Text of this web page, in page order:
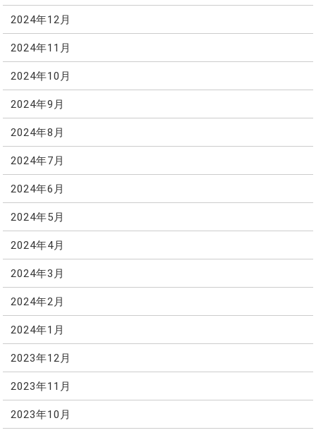
2024年12月
2024年11月
2024年10月
2024年9月
2024年8月
2024年7月
2024年6月
2024年5月
2024年4月
2024年3月
2024年2月
2024年1月
2023年12月
2023年11月
2023年10月